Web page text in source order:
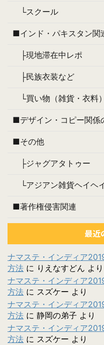
└スクール
■インド・パキスタン関
├現地滞在中レポ
├民族衣装など
└買い物（雑貨・衣料）
■デザイン・コピー関係
■その他
├ジャグアタトゥー
└アジアン雑貨ヘイヘ
■著作権侵害関連
最近
ナマステ・インディア
方法 に りえなすどん より
ナマステ・インディア
方法 に スズケー より
ナマステ・インディア
方法 に 静岡の弟子 より
ナマステ・インディア
方法 に スズケー より